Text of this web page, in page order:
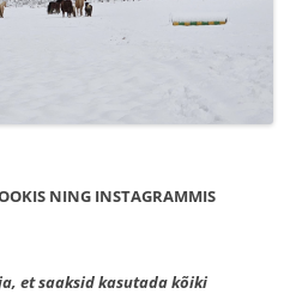
NING INSTAGRAMMIS
et saaksid kasutada kõiki